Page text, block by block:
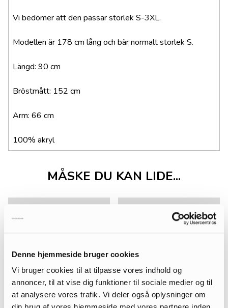
Denne hjemmeside bruger cookies
Vi bruger cookies til at tilpasse vores indhold og
annoncer, til at vise dig funktioner til sociale medier og til
at analysere vores trafik. Vi deler også oplysninger om
Vi bedömer att den passar storlek S-3XL.
Modellen är 178 cm lång och bär normalt storlek S.
Längd: 90 cm
Bröstmått: 152 cm
Arm: 66 cm
100% akryl
MÅSKE DU KAN LIDE...